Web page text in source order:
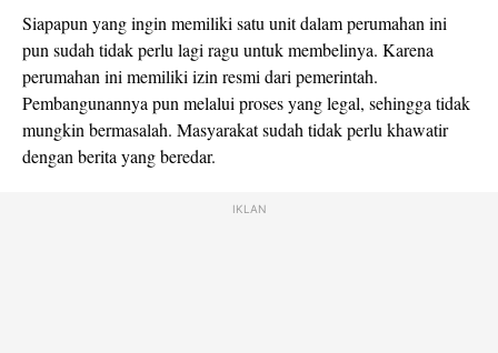
Siapapun yang ingin memiliki satu unit dalam perumahan ini
pun sudah tidak perlu lagi ragu untuk membelinya. Karena
perumahan ini memiliki izin resmi dari pemerintah.
Pembangunannya pun melalui proses yang legal, sehingga tidak
mungkin bermasalah. Masyarakat sudah tidak perlu khawatir
dengan berita yang beredar.
IKLAN